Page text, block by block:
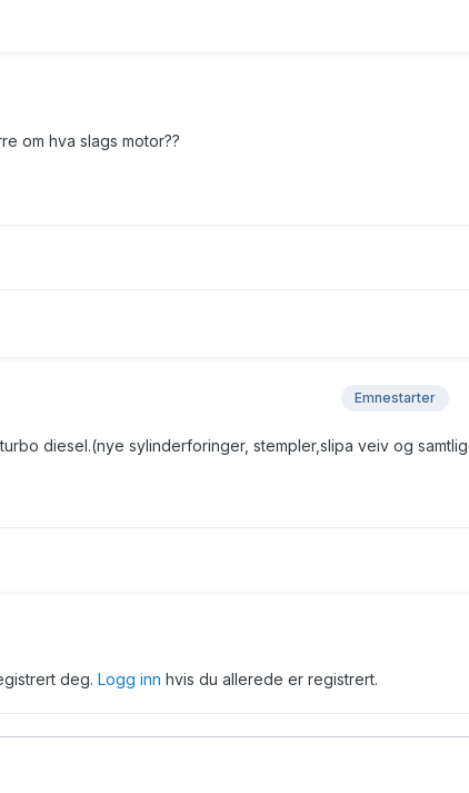
om hva slags motor??
Emnestarter
diesel.(nye sylinderforinger, stempler,slipa veiv og
deg. Logg inn hvis du allerede er registrert.